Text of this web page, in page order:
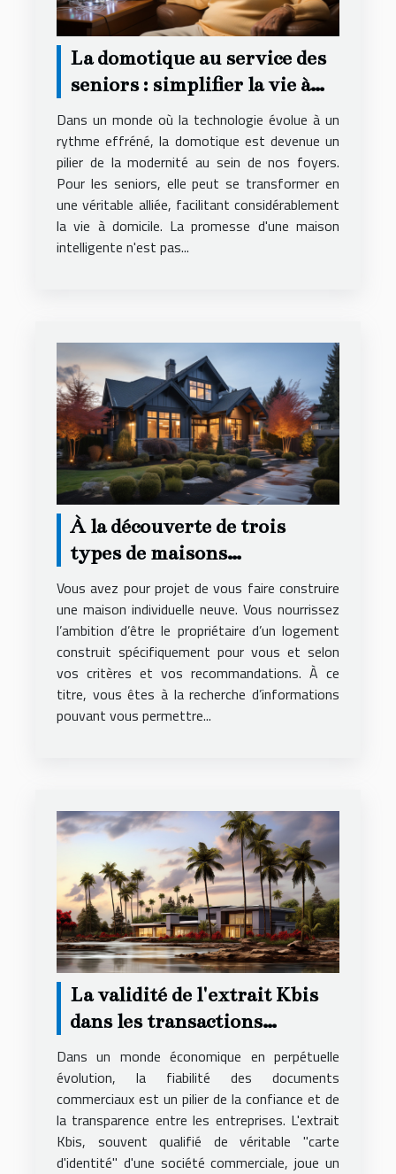
La domotique au service des
seniors : simplifier la vie à
domicile
Dans un monde où la technologie évolue à un
rythme effréné, la domotique est devenue un
pilier de la modernité au sein de nos foyers.
Pour les seniors, elle peut se transformer en
une véritable alliée, facilitant considérablement
la vie à domicile. La promesse d'une maison
intelligente n'est pas...
À la découverte de trois
types de maisons
individuelles
Vous avez pour projet de vous faire construire
une maison individuelle neuve. Vous nourrissez
l’ambition d’être le propriétaire d’un logement
construit spécifiquement pour vous et selon
vos critères et vos recommandations. À ce
titre, vous êtes à la recherche d’informations
pouvant vous permettre...
La validité de l'extrait Kbis
dans les transactions
commerciales et son impact
Dans un monde économique en perpétuelle
évolution, la fiabilité des documents
commerciaux est un pilier de la confiance et de
la transparence entre les entreprises. L'extrait
Kbis, souvent qualifié de véritable "carte
d'identité" d'une société commerciale, joue un